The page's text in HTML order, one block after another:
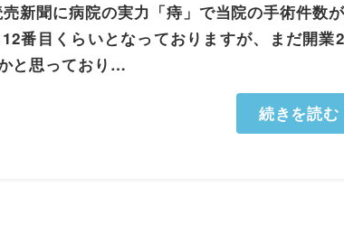
新聞に病院の実力「痔」で当院の手術件数
番目くらいとなっておりますが、まだ開業
と思っており…
続きを読む